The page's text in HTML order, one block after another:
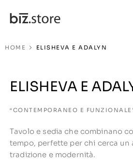
HOME ELISHEVA E ADALYN
ELISHEVA E
“CONTEMPORANEO E
Tavolo e sedia che combinano
tempo, perfette per chi cerca un
tradizione e modernità.